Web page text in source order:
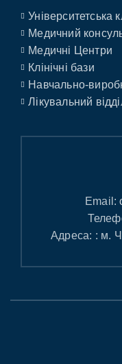
Університетська
Медичний
Медичні Центри
Клінічні бази
Навчально-
Лікувальний
Email:
Адреса: : м.